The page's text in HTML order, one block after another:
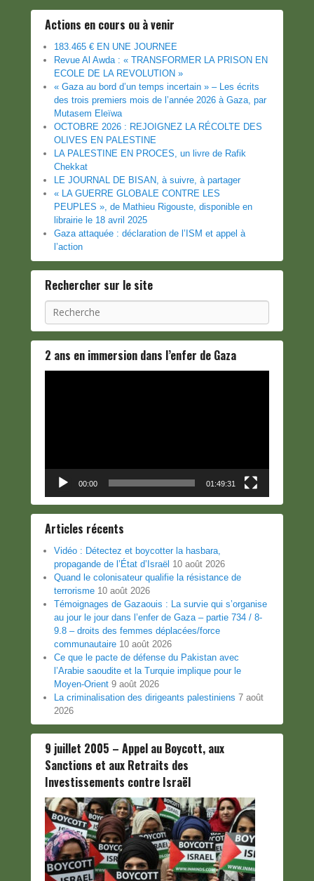
des
posts
Actions en cours ou à venir
183.465 € EN UNE JOURNEE
Revue Al Awda : « TRANSFORMER LA PRISON EN
ECOLE DE LA REVOLUTION »
« Gaza au bord d’un temps incertain » – Les écrits
des trois premiers mois de l’année 2026 à Gaza, par
Mutasem Eleïwa
OCTOBRE 2026 : REJOIGNEZ LA RÉCOLTE DES
OLIVES EN PALESTINE
LA PALESTINE EN PROCES, un livre de Rafik
Chekkat
LE JOURNAL DE BISAN, à suivre, à partager
« LA GUERRE GLOBALE CONTRE LES
PEUPLES », de Mathieu Rigouste, disponible en
librairie le 18 avril 2025
Gaza attaquée : déclaration de l’ISM et appel à
l’action
Rechercher sur le site
Recherche
2 ans en immersion dans l’enfer de Gaza
00:00 01:49:31
Articles récents
Vidéo : Détectez et boycotter la hasbara,
propagande de l’État d’Israël 10 août 2026
Quand le colonisateur qualifie la résistance de
terrorisme 10 août 2026
Témoignages de Gazaouis : La survie qui s’organise
au jour le jour dans l’enfer de Gaza – partie 734 / 8-
9.8 – droits des femmes déplacées/force
communautaire 10 août 2026
Ce que le pacte de défense du Pakistan avec
l’Arabie saoudite et la Turquie implique pour le
Moyen-Orient 9 août 2026
La criminalisation des dirigeants palestiniens 7 août
2026
9 juillet 2005 – Appel au Boycott, aux
Sanctions et aux Retraits des
Investissements contre Israël